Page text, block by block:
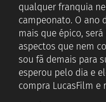
qualquer franquia
campeonato. O ano
mais que épico,
aspectos que nem
sou fã demais para
esperou pelo dia e
compra LucasFilm e